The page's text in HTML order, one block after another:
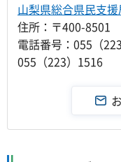
山梨県総合県民支
住所：〒400-8501
電話番号：055（
055（223）1516